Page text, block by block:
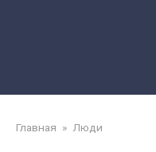
Главная » Люди